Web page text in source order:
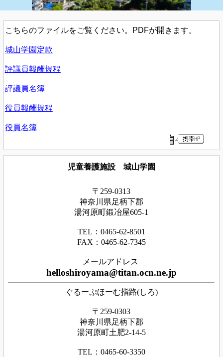
こちらのファイルをご覧ください。PDFが開きます。
城山学園定款
評議員報酬規程
評議員名簿
役員報酬規程
役員名簿
児童養護施設 城山学園
〒259-0313
神奈川県足柄下郡
湯河原町鍛冶屋605-1
TEL：0465‐62‐8501
FAX：0465‐62‐7345
メールアドレス
helloshiroyama@titan.ocn.ne.jp
ぐるーぷほーむ指路(しろ)
〒259-0303
神奈川県足柄下郡
湯河原町土肥2-14-5
TEL：0465-60-3350